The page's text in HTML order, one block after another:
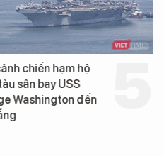
chiến hạm hộ
sân bay USS
Washington đến